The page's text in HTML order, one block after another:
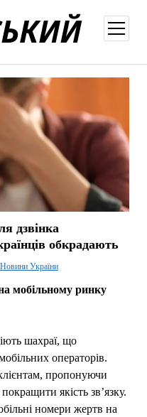
меню
дзвінка
обкрадають
Новини України
мобільному ринку
шахраї, що
операторів.
пропонуючи
якість зв’язку.
номери жертв на